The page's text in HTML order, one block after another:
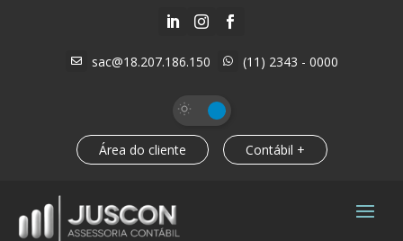
  
 sac@18.207.186.150  (11) 2343 - 0000
Área do cliente Contábil +